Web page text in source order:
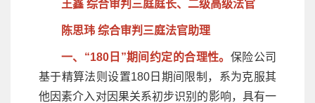
王鑫 综合审判三庭庭长、二级高级法官
陈思玮 综合审判三庭法官助理
一、“180日”期间约定的合理性。 保险公司
基于精算法则设置180日期间限制，系为克服其
他因素介入对因果关系初步识别的影响，具有一